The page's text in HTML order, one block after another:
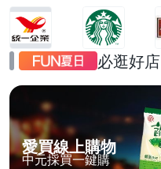
必逛好店
愛買線上購物
中元採買一鍵購